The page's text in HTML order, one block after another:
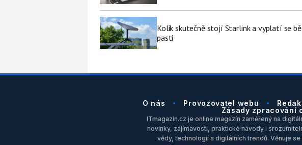
Kolik skutečně stojí Starlink a vyplatí se
pasti
O nás Provozovatel webu
Zásady zpracování
ITmagazin.cz je online magazín zaměřený na
novinky, zajímavosti, praktické návody i
vědy, technologií a digitálních trendů. Věnuje